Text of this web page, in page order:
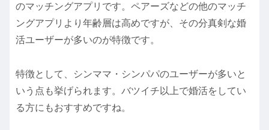
のマッチングアプリです。ペアーズなどの他のマッチ
ングアプリより年齢層は高めですが、その分真剣な婚
活ユーザーが多いのが特徴です。
特徴として、シンママ・シンパパのユーザーが多いと
いう点も挙げられます。バツイチ以上で婚活をしてい
る方にもおすすめですね。